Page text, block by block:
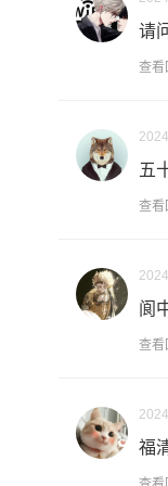
请
查看
五
查看
阆
查看
福